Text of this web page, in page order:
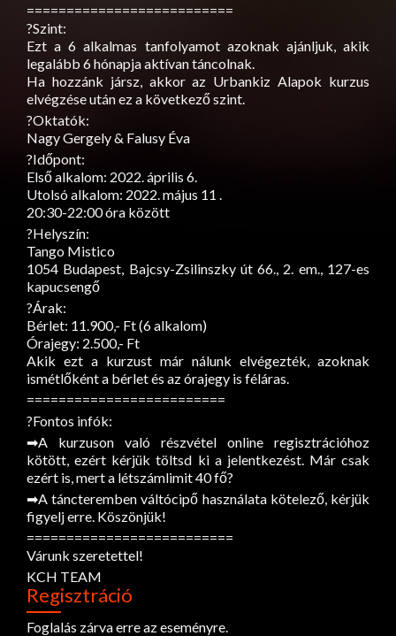
==========================
?Szint:
Ezt a 6 alkalmas tanfolyamot azoknak ajánljuk, akik
legalább 6 hónapja aktívan táncolnak.
Ha hozzánk jársz, akkor az Urbankiz Alapok kurzus
elvégzése után ez a következő szint.
?Oktatók:
Nagy Gergely & Falusy Éva
?Időpont:
Első alkalom: 2022. április 6.
Utolsó alkalom: 2022. május 11 .
20:30-22:00 óra között
?Helyszín:
Tango Mistico
1054 Budapest, Bajcsy-Zsilinszky út 66., 2. em., 127-es
kapucsengő
?Árak:
Bérlet: 11.900,- Ft (6 alkalom)
Órajegy: 2.500,- Ft
Akik ezt a kurzust már nálunk elvégezték, azoknak
ismétlőként a bérlet és az órajegy is féláras.
=========================
?Fontos infók:
➡A kurzuson való részvétel online regisztrációhoz
kötött, ezért kérjük töltsd ki a jelentkezést. Már csak
ezért is, mert a létszámlimit 40 fő?
➡A táncteremben váltócipő használata kötelező, kérjük
figyelj erre. Köszönjük!
==========================
Várunk szeretettel!
KCH TEAM
Regisztráció
Foglalás zárva erre az eseményre.